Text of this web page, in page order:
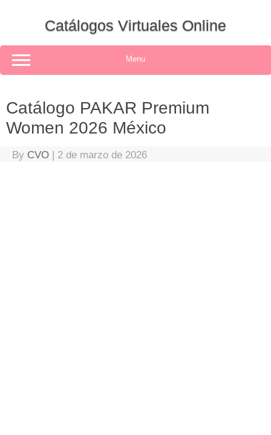
Catálogos Virtuales Online
Menu
Catálogo PAKAR Premium
Women 2026 México
By CVO | 2 de marzo de 2026